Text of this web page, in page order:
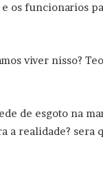
os funcionarios
viver nisso?
de esgoto na
a realidade? sera